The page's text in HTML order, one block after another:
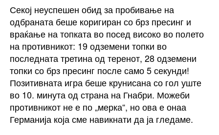
Секој неуспешен обид за пробивање на
одбраната беше коригиран со брз пресинг и
враќање на топката во посед високо во полето
на противникот: 19 одземени топки во
последната третина од теренот, 28 одземени
топки со брз пресинг после само 5 секунди!
Позитивната игра беше крунисана со гол уште
во 10. минута од страна на Гнабри. Можеби
противникот не е по „мерка“, но ова е онаа
Германија која сме навикнати да ја гледаме.